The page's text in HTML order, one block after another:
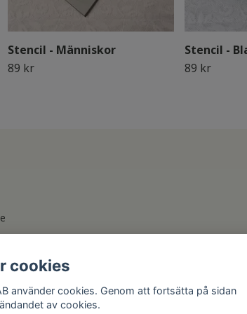
Stencil - Människor
89 kr
Stencil -
89 kr
Stämplar
och Upphovsrätt
cookies
använder cookies. Genom att fortsätta på sidan
av cookies.